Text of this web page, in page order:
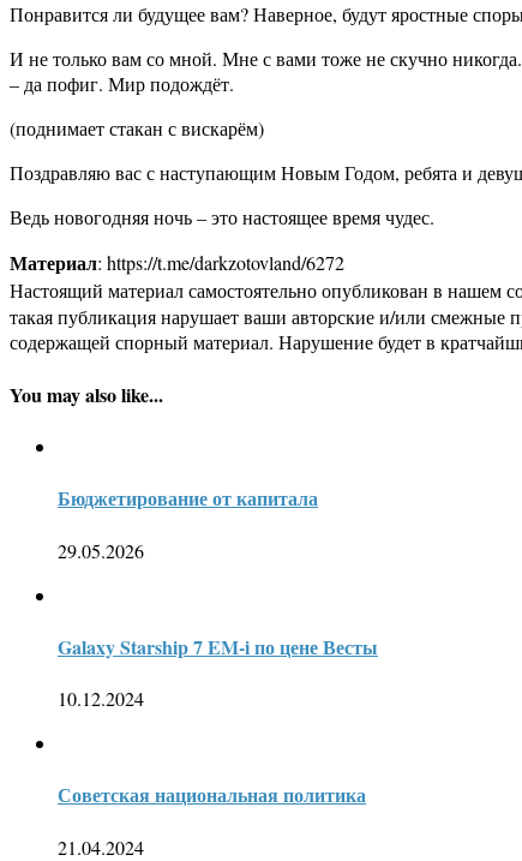
Понравится ли будущее вам? Наверное, будут яростные
И не только вам со мной. Мне с вами тоже не скучно
– да пофиг. Мир подождёт.
(поднимает стакан с вискарём)
Поздравляю вас с наступающим Новым Годом, ребята и
Ведь новогодняя ночь – это настоящее время чудес.
Материал: https://t.me/darkzotovland/6272
Настоящий материал самостоятельно опубликован в нашем
такая публикация нарушает ваши авторские и/или смежные
содержащей спорный материал. Нарушение будет в
You may also like...
Бюджетирование от капитала
29.05.2026
Galaxy Starship 7 EM-i по цене Весты
10.12.2024
Советская национальная политика
21.04.2024